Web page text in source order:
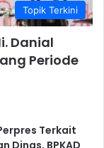
Topik Terkini
Danial
Periode
Terkait
Dinas, BPKAD